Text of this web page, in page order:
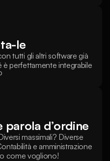
le
tutti gli altri software già
è perfettamente integrabile
parola d’ordine
massimali? Diverse
e amministrazione
come vogliono!